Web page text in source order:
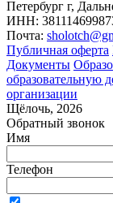
Петербург г,
ИНН:
Почта:
Публичная оферта
Документы
образовательную
организации
Щёлочь, 2026
Обратный звонок
Имя
Телефон